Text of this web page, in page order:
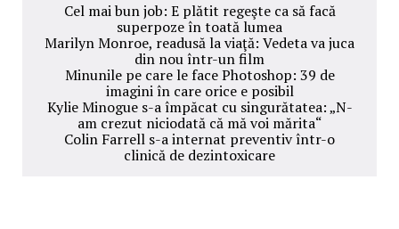
Cel mai bun job: E plătit regeşte ca să facă
superpoze în toată lumea
Marilyn Monroe, readusă la viaţă: Vedeta va juca
din nou într-un film
Minunile pe care le face Photoshop: 39 de
imagini în care orice e posibil
Kylie Minogue s-a împăcat cu singurătatea: „N-
am crezut niciodată că mă voi mărita“
Colin Farrell s-a internat preventiv într-o
clinică de dezintoxicare